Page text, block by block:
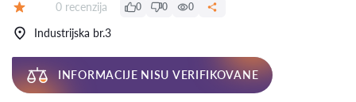
Recenzija:
0 recenzija 0 0 0
Industrijska br.3
INFORMACIJE NISU VERIFIKOVANE